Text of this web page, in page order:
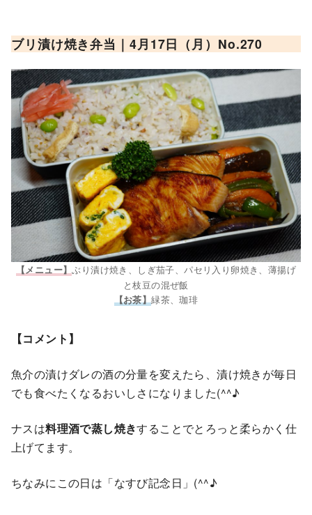
ブリ漬け焼き弁当｜4月17日（月）No.270
【メニュー】ぶり漬け焼き、しぎ茄子、パセリ入り卵焼き、薄揚げ
と枝豆の混ぜ飯
【お茶】緑茶、珈琲
【コメント】
魚介の漬けダレの酒の分量を変えたら、漬け焼きが毎日
でも食べたくなるおいしさになりました(^^♪
ナスは料理酒で蒸し焼きすることでとろっと柔らかく仕
上げてます。
ちなみにこの日は「なすび記念日」(^^♪